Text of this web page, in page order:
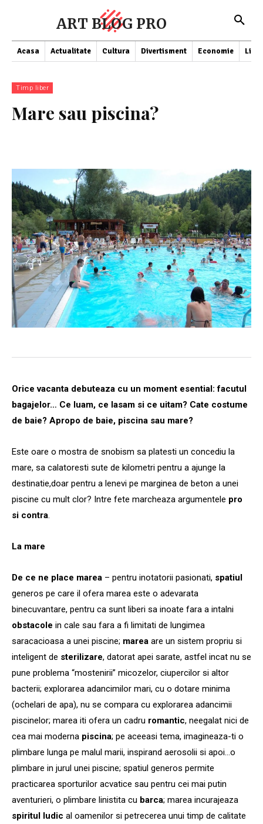
ART BLOG PRO
Acasa Actualitate Cultura Divertisment Economie
Timp liber
Mare sau piscina?
Orice vacanta debuteaza cu un moment esential: facutul
bagajelor… Ce luam, ce lasam si ce uitam? Cate costume
de baie? Apropo de baie, piscina sau mare?
Este oare o mostra de snobism sa platesti un concediu la
mare, sa calatoresti sute de kilometri pentru a ajunge la
destinatie,doar pentru a lenevi pe marginea de beton a unei
piscine cu mult clor? Intre fete marcheaza argumentele pro
si contra.
La mare
De ce ne place marea – pentru inotatorii pasionati, spatiul
generos pe care il ofera marea este o adevarata
binecuvantare, pentru ca sunt liberi sa inoate fara a intalni
obstacole in cale sau fara a fi limitati de lungimea
saracacioasa a unei piscine; marea are un sistem propriu si
inteligent de sterilizare, datorat apei sarate, astfel incat nu se
pune problema “mostenirii” micozelor, ciupercilor si altor
bacterii; explorarea adancimilor mari, cu o dotare minima
(ochelari de apa), nu se compara cu explorarea adancimii
piscinelor; marea iti ofera un cadru romantic, neegalat nici de
cea mai moderna piscina; pe aceeasi tema, imagineaza-ti o
plimbare lunga pe malul marii, inspirand aerosolii si apoi…o
plimbare in jurul unei piscine; spatiul generos permite
practicarea sporturilor acvatice sau pentru cei mai putin
aventurieri, o plimbare linistita cu barca; marea incurajeaza
spiritul ludic al oamenilor si petrecerea unui timp de calitate